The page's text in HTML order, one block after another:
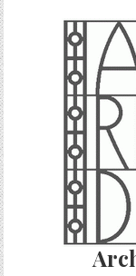
Skip to content